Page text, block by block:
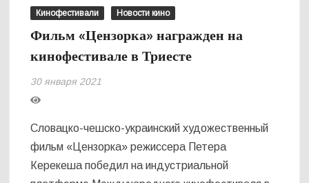
Кинофестивали Новости кино
Фильм «Цензорка» награжден на
кинофестивале в Триесте
30 января 2021
Словацко-чешско-украинский художественный
фильм «Цензорка» режиссера Петера
Керекеша победил на индустриальной